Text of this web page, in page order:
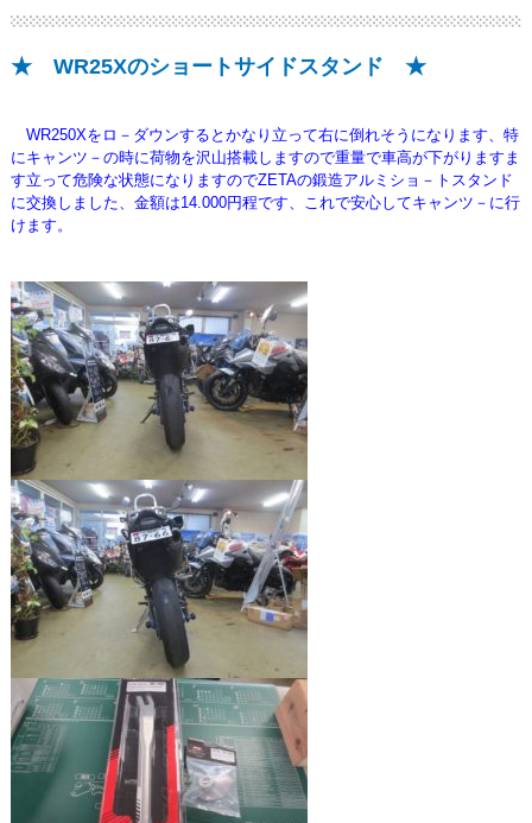
★ WR25Xのショートサイドスタンド ★
WR250Xをロ－ダウンするとかなり立って右に倒れそうになります、特
にキャンツ－の時に荷物を沢山搭載しますので重量で車高が下がりますま
す立って危険な状態になりますのでZETAの鍛造アルミ ショ－トスタンド
に交換しました、金額は14.000円程です、これで安心してキャンツ－に行
けます。